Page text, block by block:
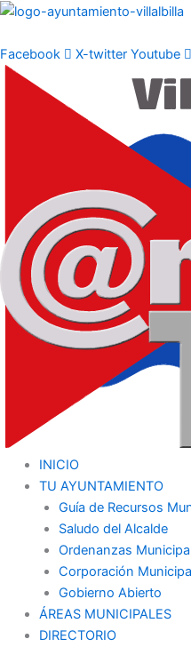
Ir
contenido
Facebook X-twitter Youtube
INICIO
TU AYUNTAMIENTO
Guía de Recursos
Saludo del Alcalde
Ordenanzas
Corporación
Gobierno Abierto
ÁREAS MUNICIPALES
DIRECTORIO